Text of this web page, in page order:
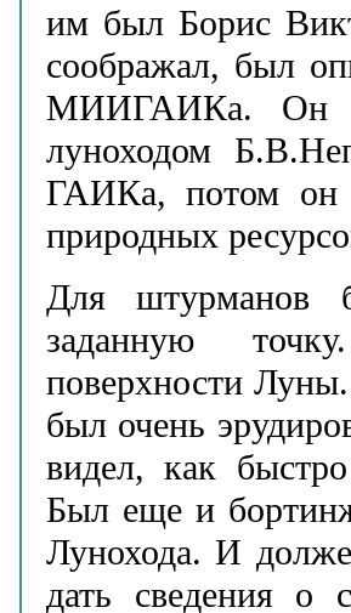
им был Борис
соображал, был
МИИГАИКа. Он
луноходом
ГАИКа, потом он
природных
Для штурманов
заданную
поверхности
был очень
видел, как
Был еще и
Лунохода. И
дать сведения о